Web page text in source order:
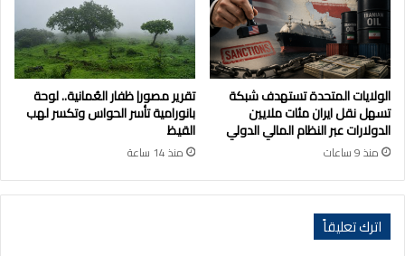
الولايات المتحدة تستهدف شبكة
تسهل نقل ايران مئات ملايين
الدولارات عبر النظام المالي الدولي
منذ 9 ساعات
تقرير مصور| ظفار العُمانية.. لوحة
بانورامية تأسر الحواس وتكسر لهب
القيظ
منذ 14 ساعة
اترك تعليقاً